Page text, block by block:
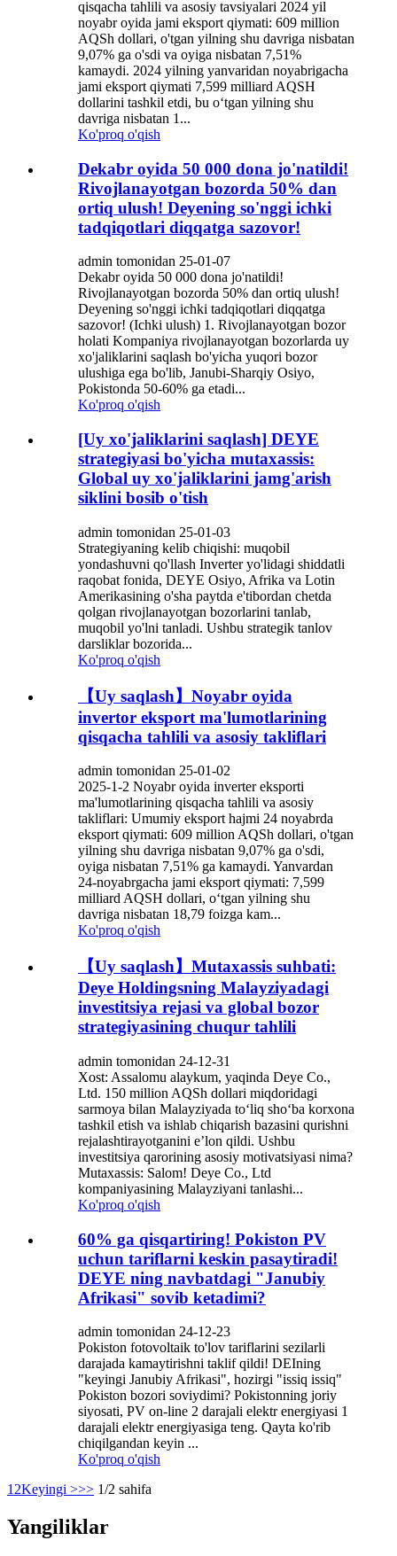
qisqacha tahlili va asosiy tavsiyalari 2024 yil
noyabr oyida jami eksport qiymati: 609 million
AQSh dollari, o'tgan yilning shu davriga nisbatan
9,07% ga o'sdi va oyiga nisbatan 7,51%
kamaydi. 2024 yilning yanvaridan noyabrigacha
jami eksport qiymati 7,599 milliard AQSH
dollarini tashkil etdi, bu oʻtgan yilning shu
davriga nisbatan 1...
Ko'proq o'qish
Dekabr oyida 50 000 dona jo'natildi!
Rivojlanayotgan bozorda 50% dan
ortiq ulush! Deyening so'nggi ichki
tadqiqotlari diqqatga sazovor!
admin tomonidan 25-01-07
Dekabr oyida 50 000 dona jo'natildi!
Rivojlanayotgan bozorda 50% dan ortiq ulush!
Deyening so'nggi ichki tadqiqotlari diqqatga
sazovor! (Ichki ulush) 1. Rivojlanayotgan bozor
holati Kompaniya rivojlanayotgan bozorlarda uy
xo'jaliklarini saqlash bo'yicha yuqori bozor
ulushiga ega bo'lib, Janubi-Sharqiy Osiyo,
Pokistonda 50-60% ga etadi...
Ko'proq o'qish
[Uy xo'jaliklarini saqlash] DEYE
strategiyasi bo'yicha mutaxassis:
Global uy xo'jaliklarini jamg'arish
siklini bosib o'tish
admin tomonidan 25-01-03
Strategiyaning kelib chiqishi: muqobil
yondashuvni qo'llash Inverter yo'lidagi shiddatli
raqobat fonida, DEYE Osiyo, Afrika va Lotin
Amerikasining o'sha paytda e'tibordan chetda
qolgan rivojlanayotgan bozorlarini tanlab,
muqobil yo'lni tanladi. Ushbu strategik tanlov
darsliklar bozorida...
Ko'proq o'qish
【Uy saqlash】Noyabr oyida
invertor eksport ma'lumotlarining
qisqacha tahlili va asosiy takliflari
admin tomonidan 25-01-02
2025-1-2 Noyabr oyida inverter eksporti
ma'lumotlarining qisqacha tahlili va asosiy
takliflari: Umumiy eksport hajmi 24 noyabrda
eksport qiymati: 609 million AQSh dollari, o'tgan
yilning shu davriga nisbatan 9,07% ga o'sdi,
oyiga nisbatan 7,51% ga kamaydi. Yanvardan
24-noyabrgacha jami eksport qiymati: 7,599
milliard AQSH dollari, o‘tgan yilning shu
davriga nisbatan 18,79 foizga kam...
Ko'proq o'qish
【Uy saqlash】Mutaxassis suhbati:
Deye Holdingsning Malayziyadagi
investitsiya rejasi va global bozor
strategiyasining chuqur tahlili
admin tomonidan 24-12-31
Xost: Assalomu alaykum, yaqinda Deye Co.,
Ltd. 150 million AQSh dollari miqdoridagi
sarmoya bilan Malayziyada toʻliq shoʻba korxona
tashkil etish va ishlab chiqarish bazasini qurishni
rejalashtirayotganini eʼlon qildi. Ushbu
investitsiya qarorining asosiy motivatsiyasi nima?
Mutaxassis: Salom! Deye Co., Ltd
kompaniyasining Malayziyani tanlashi...
Ko'proq o'qish
60% ga qisqartiring! Pokiston PV
uchun tariflarni keskin pasaytiradi!
DEYE ning navbatdagi "Janubiy
Afrikasi" sovib ketadimi?
admin tomonidan 24-12-23
Pokiston fotovoltaik to'lov tariflarini sezilarli
darajada kamaytirishni taklif qildi! DEIning
"keyingi Janubiy Afrikasi", hozirgi "issiq issiq"
Pokiston bozori soviydimi? Pokistonning joriy
siyosati, PV on-line 2 darajali elektr energiyasi 1
darajali elektr energiyasiga teng. Qayta ko'rib
chiqilgandan keyin ...
Ko'proq o'qish
1 2Keyingi >>> 1/2 sahifa
Yangiliklar